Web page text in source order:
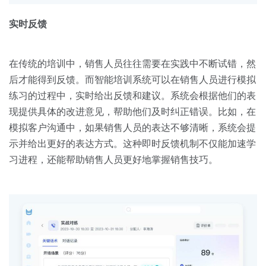
实时反馈
在传统的培训中，销售人员往往需要在实践中不断试错，然
后才能得到反馈。而智能培训系统可以在销售人员进行模拟
练习的过程中，实时给出反馈和建议。系统会根据他们的表
现提供具体的改进意见，帮助他们及时纠正错误。比如，在
模拟客户沟通中，如果销售人员的表达不够清晰，系统会提
示并给出更好的表达方式。这种即时反馈机制不仅能加速学
习进程，还能帮助销售人员更好地掌握销售技巧。